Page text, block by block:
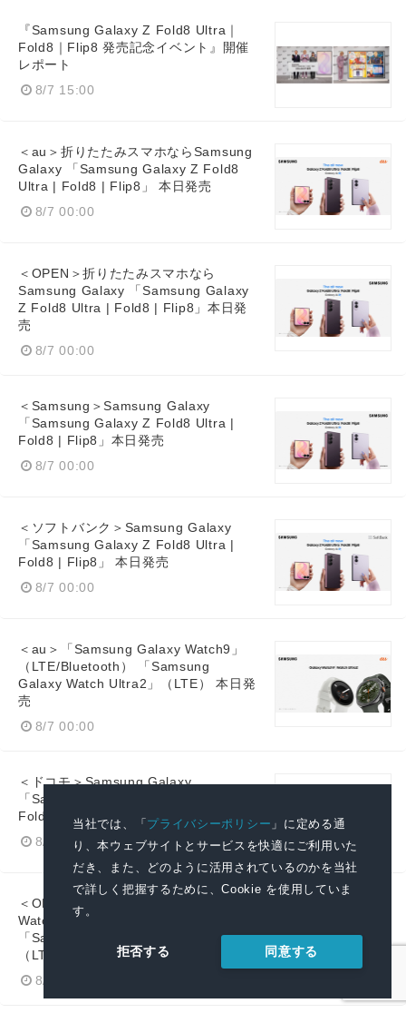
当社では、「プライバシーポリシー 」に定める通
り、本ウェブサイトとサービスを快適にご利用いた
だき、また、どのように活用されているのかを当社
で詳しく把握するために、Cookie を使用していま
す。
拒否する 同意する
『Samsung Galaxy Z Fold8 Ultra｜
Fold8｜Flip8 発売記念イベント』開催
レポート
8/7 15:00
＜au＞折りたたみスマホならSamsung
Galaxy 「Samsung Galaxy Z Fold8
Ultra | Fold8 | Flip8」 本日発売
8/7 00:00
＜OPEN＞折りたたみスマホなら
Samsung Galaxy 「Samsung Galaxy
Z Fold8 Ultra | Fold8 | Flip8」本日発
売
8/7 00:00
＜Samsung＞Samsung Galaxy
「Samsung Galaxy Z Fold8 Ultra |
Fold8 | Flip8」本日発売
8/7 00:00
＜ソフトバンク＞Samsung Galaxy
「Samsung Galaxy Z Fold8 Ultra |
Fold8 | Flip8」 本日発売
8/7 00:00
＜au＞「Samsung Galaxy Watch9」
（LTE/Bluetooth） 「Samsung
Galaxy Watch Ultra2」（LTE） 本日発
売
8/7 00:00
＜ドコモ＞Samsung Galaxy
「Samsung Galaxy Z Fold8 Ultra |
Fold8 | Flip8」 本日発売
8/7 00:00
＜OPEN＞「Samsung Galaxy
Watch9」（LTE/Bluetooth）
「Samsung Galaxy Watch Ultra2」
（LTE） 本日発売
8/7 00:00